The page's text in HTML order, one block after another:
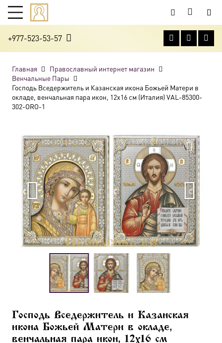
+977-523-53-57
Главная
Православный интернет магазин
Венчальные Пары
Господь Вседержитель и Казанская икона Божьей Матери в
окладе, венчальная пара икон, 12х16 см (Италия) VAL-85300-
302-ORO-1
Господь Вседержитель и Казанская
икона Божьей Матери в окладе,
венчальная пара икон, 12х16 см